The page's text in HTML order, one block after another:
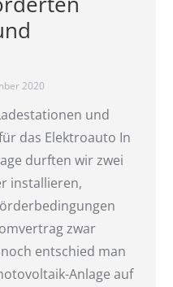
2020
und
das Elektroauto In
durften wir zwei
installieren,
zwar
entschied man
Anlage auf